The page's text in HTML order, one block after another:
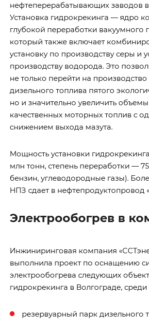
нефтеперерабатывающих заводов
Установка гидрокрекинга — ядро
глубокой переработки вакуумного
который также включает
установку по производству серы и
производству водорода. Это
не только перейти на
дизельного топлива пятого
но и значительно увеличить
качественных моторных топлив с
снижением выхода мазута.
Мощность установки гидрокрекинга
млн тонн, степень переработки — 75
бензин, углеводородные газы).
НПЗ сдает в нефтепродуктопровод
Электрообогрев в
Инжиниринговая компания
выполнила проект по оснащению
электрообогрева следующих
гидрокрекинга в Волгограде,
резервуарный парк дизельного